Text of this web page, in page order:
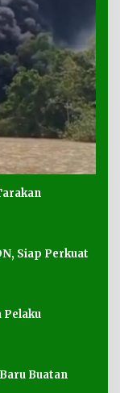
Siap Perkuat
Pelaku
Buatan